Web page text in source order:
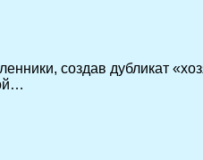
создав дубликат